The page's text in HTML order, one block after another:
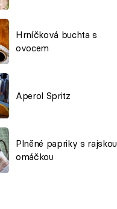
Hrníčková buchta s
ovocem
Aperol Spritz
Plněné papriky s rajskou
omáčkou